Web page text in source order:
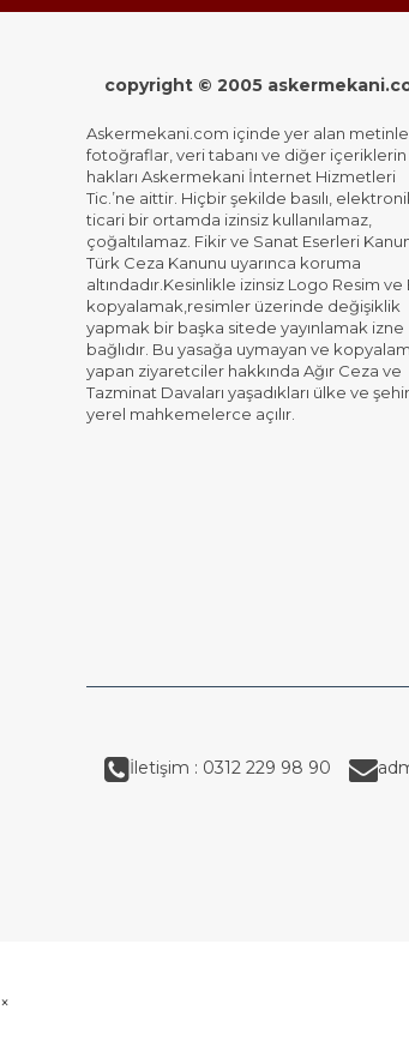
copyright © 2005
Askermekani.com içinde yer alan
fotoğraflar, veri tabanı ve diğer
hakları Askermekani İnternet Hizmetleri
Tic.’ne aittir. Hiçbir şekilde basılı,
ticari bir ortamda izinsiz kullanılamaz,
çoğaltılamaz. Fikir ve Sanat Eserleri
Türk Ceza Kanunu uyarınca koruma
altındadır.Kesinlikle izinsiz Logo Resim ve
kopyalamak,resimler üzerinde değişiklik
yapmak bir başka sitede yayınlamak izne
bağlıdır. Bu yasağa uymayan ve
yapan ziyaretciler hakkında Ağır Ceza ve
Tazminat Davaları yaşadıkları ülke ve
yerel mahkemelerce açılır.
İletişim : 0312 229 98 90
×